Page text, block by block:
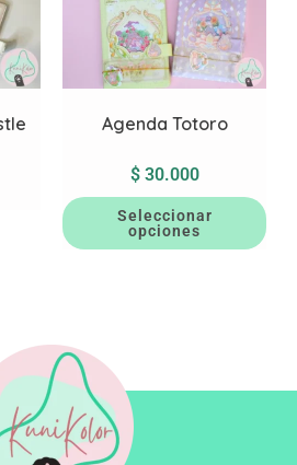
Agenda Totoro
$30.000
Seleccionar
opciones